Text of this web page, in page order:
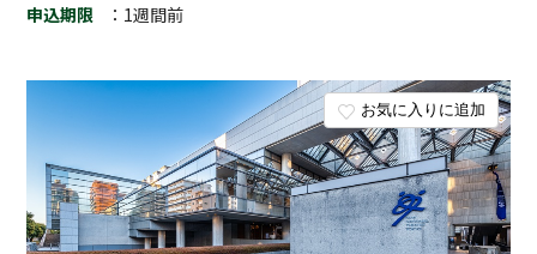
お気に入りに追加
申込期限
：1週間前